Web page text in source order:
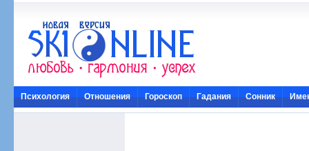
Психология Отношения Гороскоп Гадания Сонник